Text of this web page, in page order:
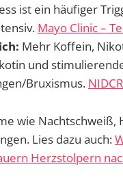
ist ein häufiger
Mayo Clinic –
Mehr Koffein,
und
Bruxismus.
wie
Lies dazu auch:
Herzstolpern